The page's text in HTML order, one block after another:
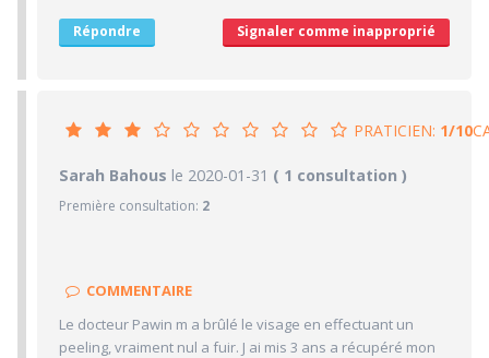
5/10 Agréabilité des locaux
Répondre Signaler comme inapproprié
PRATICIEN: 1/10
PRATICIEN1/10
1/10 Confiance accordée
1/10 Ponctualité/Temps en salle d'attente/Retard
Sarah Bahous le 2020-01-31 ( 1 consultation )
Première consultation: 2
COMMENTAIRE
Le docteur Pawin m a brûlé le visage en effectuant un
peeling, vraiment nul a fuir. J ai mis 3 ans a récupéré mon